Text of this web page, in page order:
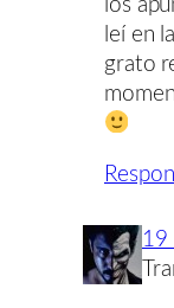
los
leí en
grato
19